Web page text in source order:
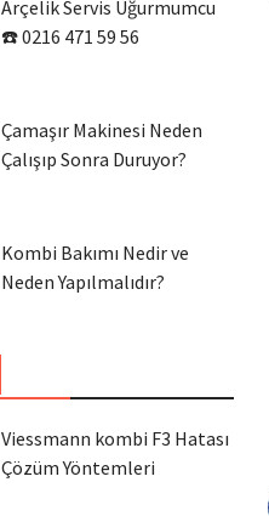
Arçelik Servis Uğurmumcu
☎️ 0216 471 59 56
Çamaşır Makinesi Neden
Çalışıp Sonra Duruyor?
Kombi Bakımı Nedir ve
Neden Yapılmalıdır?
Viessmann kombi F3 Hatası
Çözüm Yöntemleri